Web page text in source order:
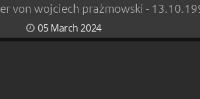
von wojciech prażmowski -
05 March 2024